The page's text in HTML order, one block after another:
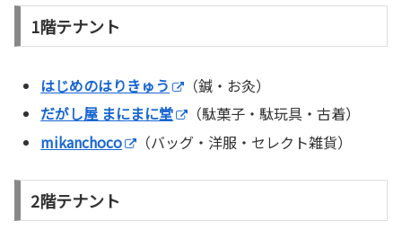
1階テナント
はじめのはりきゅう
（鍼・お灸）
だがし屋 まにまに堂
（駄菓子・駄玩具・古着）
mikanchoco
（バッグ・洋服・セレクト雑貨）
2階テナント